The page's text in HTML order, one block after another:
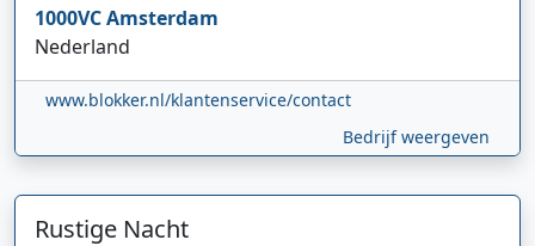
1000VCAmsterdam
Nederland
www.blokker.nl/klantenservice/contact
Bedrijf weergeven
Rustige Nacht